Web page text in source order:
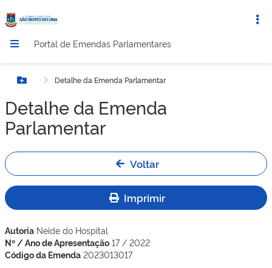
Portal de Emendas Parlamentares
Botão MenuDetalhe da Emenda Parlamentar
Detalhe da Emenda
Parlamentar
Voltar
Imprimir
Autoria Neide do Hospital
Nº / Ano de Apresentação 17 / 2022
Código da Emenda 2023013017